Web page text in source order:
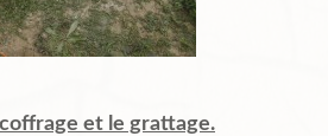
et le grattage.